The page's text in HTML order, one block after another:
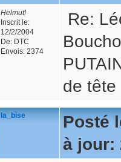
Helmut!
Inscrit le:
12/2/2004
De: DTC
Envois: 2374
Re:
de tête
la_bise
Posté
à jour: